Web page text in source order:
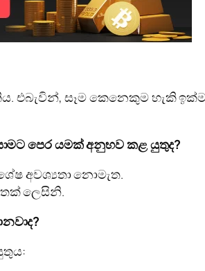
එබැවින්, සෑම කෙනෙකුම හැකි
පෙර යමක් අනුභව කළ යුතුද?
අවශ්‍යතා නොමැත.
ලෙසිනි.